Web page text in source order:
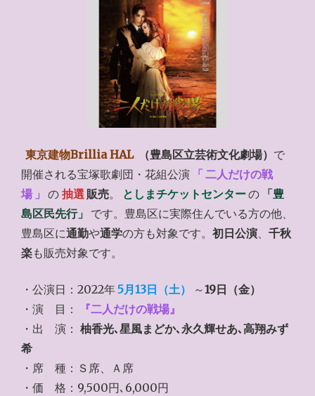
東京建物Brillia HAL （豊島区立芸術文化劇場） で
開催される宝塚歌劇団・花組公演 「 二人だけの戦
場 」 の 抽選 販売。 としまチケットセンターの 「豊
島区民先行」
です。豊島区に実際住んでいる方の他、
豊島区に通勤や通学の方も対象です。 初日公演、 千秋
楽も販売対象です。
・公演日：2022年5月13日（土） ～19日（金）
・演 目：
『二人だけの戦場』
・出 演： 柚香光､星風まどか､永久輝せあ､高翔みず
希
・席 種：Ｓ席、Ａ席
・価 格：9,500円､6,000円